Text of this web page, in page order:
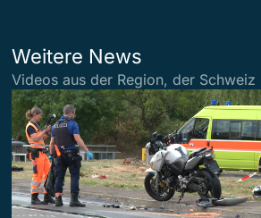
Weitere News
Videos aus der Region, der Schweiz